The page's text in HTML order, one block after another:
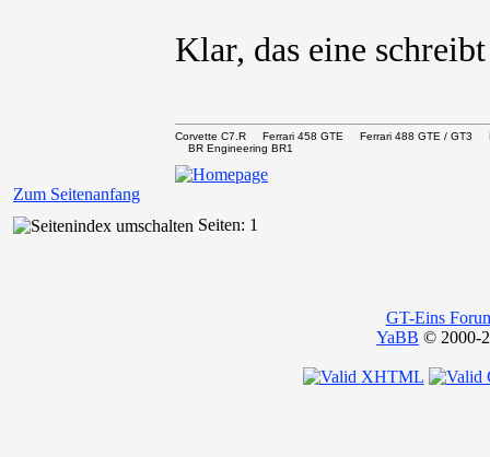
Klar, das eine
Zum Seitenanfang
Corvette C7.R Ferrari 458 GTE Ferrari 488 GTE /
BR Engineering BR1
Seiten: 1
GT-Eins
YaBB © 2000-